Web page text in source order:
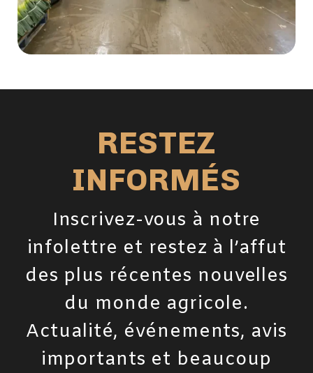
RESTEZ
INFORMÉS
Inscrivez-vous à notre
infolettre et restez à l’affut
des plus récentes nouvelles
du monde agricole.
Actualité, événements, avis
importants et beaucoup